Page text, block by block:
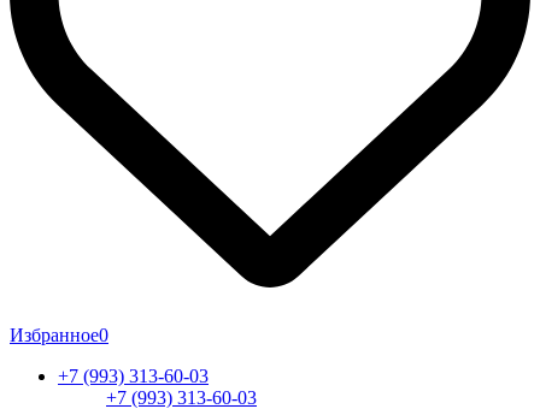
Избранное0
+7 (993) 313-60-03
+7 (993) 313-60-03